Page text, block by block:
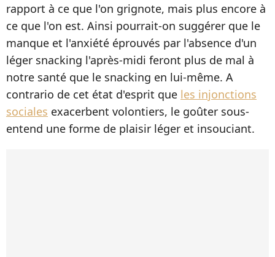
rapport à ce que l'on grignote, mais plus encore à
ce que l'on est. Ainsi pourrait-on suggérer que le
manque et l'anxiété éprouvés par l'absence d'un
léger snacking l'après-midi feront plus de mal à
notre santé que le snacking en lui-même. A
contrario de cet état d'esprit que les injonctions
sociales exacerbent volontiers, le goûter sous-
entend une forme de plaisir léger et insouciant.